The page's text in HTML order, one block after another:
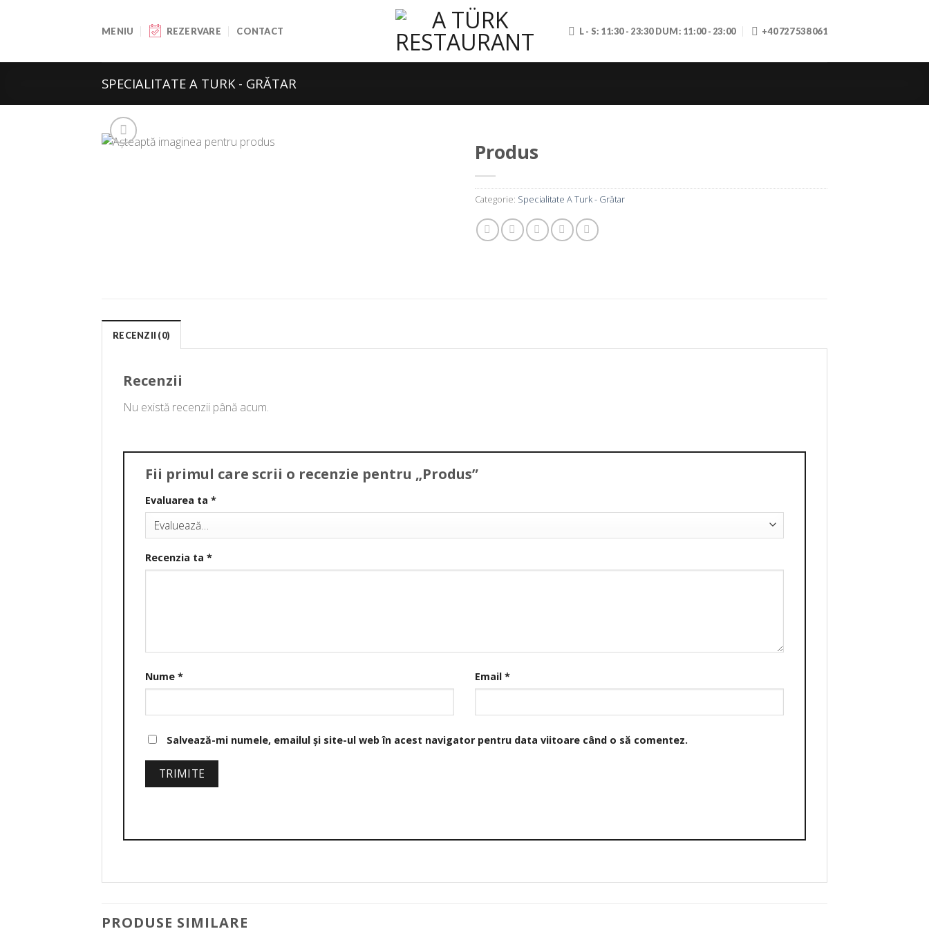
MENIU REZERVARE CONTACT L - S: 11:30 - 23:30 DUM: 11:00 - 23:00 +40 727 538 061
SPECIALITATE A TURK - GRĂTAR
Produs
Categorie: Specialitate A Turk - Grătar
RECENZII (0)
Recenzii
Nu există recenzii până acum.
Fii primul care scrii o recenzie pentru „Produs”
Evaluarea ta *
Recenzia ta *
Nume * Email *
Salvează-mi numele, emailul și site-ul web în acest navigator pentru data viitoare când o să comentez.
PRODUSE SIMILARE